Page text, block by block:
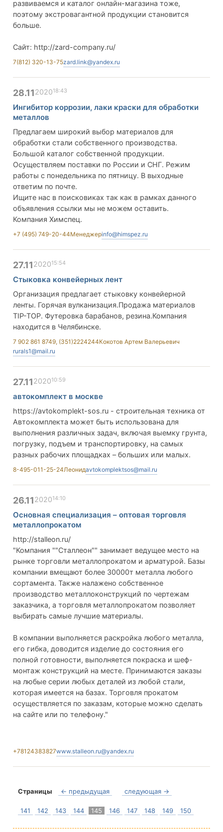
развиваемся и каталог онлайн-магазина тоже,
поэтому экстровагантной продукции становится
больше.
Сайт: http://zard-company.ru/
7(812) 320-13-75zard.link@yandex.ru
28.11202018:43
Ингибитор коррозии, лаки краски для обработки
металлов
Предлагаем широкий выбор материалов для
обработки стали собственного производства.
Большой каталог собственной продукции.
Осуществляем поставки по России и СНГ. Режим
работы с понедельника по пятницу. В выходные
ответим по почте.
Ищите нас в поисковиках так как в рамках данного
объявления ссылки мы не можем оставить.
Компания Химспец.
+7 (495) 749-20-44Менеджерinfo@himspez.ru
27.11202015:54
Стыковка конвейерных лент
Организация предлагает стыковку конвейерной
ленты. Горячая вулканизация.Продажа материалов
TIP-TOP. Футеровка барабанов, резина.Компания
находится в Челябинске.
7 902 861 8749, (351)2224244Кокотов Артем Валерьевич
rurals1@mail.ru
27.11202010:59
автокомплект в москве
https://avtokomplekt-sos.ru - строительная техника от
Автокомплекта может быть использована для
выполнения различных задач, включая выемку грунта,
погрузку, подъем и транспортировку, на самых
разных рабочих площадках – больших или малых.
8-495-011-25-24Леонидavtokomplektsos@mail.ru
26.11202014:10
Основная специализация – оптовая торговля
металлопрокатом
http://stalleon.ru/
"Компания ""Сталлеон"" занимает ведущее место на
рынке торговли металлопрокатом и арматурой. Базы
компании вмещают более 30000т металла любого
сортамента. Также налажено собственное
производство металлоконструкций по чертежам
заказчика, а торговля металлопрокатом позволяет
выбирать самые лучшие материалы.
В компании выполняется раскройка любого металла,
его гибка, доводится изделие до состояния его
полной готовности, выполняется покраска и шеф-
монтаж конструкций на месте. Принимаются заказы
на любые серии любых деталей из любой стали,
которая имеется на базах. Торговля прокатом
осуществляется по заказам, которые можно сделать
на сайте или по телефону."
+78124383827www.stalleon.ru@yandex.ru
Страницы ← предыдущая следующая →
141 142 143 144 145 146 147 148 149 150